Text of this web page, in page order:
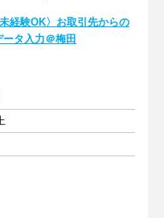
経験OK〉お取引先からの
タ入力＠梅田